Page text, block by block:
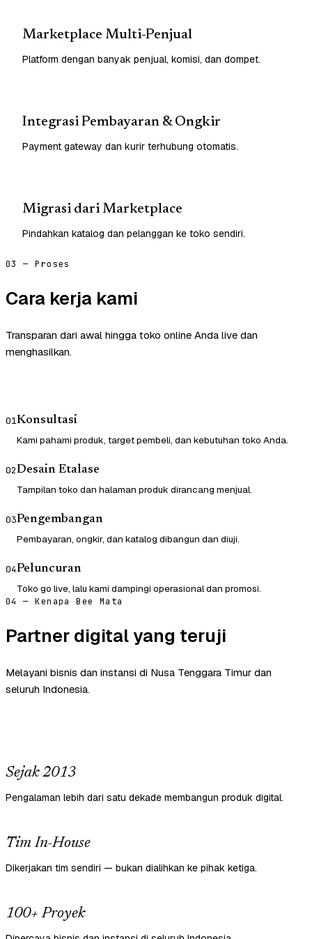
Marketplace Multi-Penjual
Platform dengan banyak penjual, komisi, dan dompet.
Integrasi Pembayaran & Ongkir
Payment gateway dan kurir terhubung otomatis.
Migrasi dari Marketplace
Pindahkan katalog dan pelanggan ke toko sendiri.
03 — Proses
Cara kerja kami
Transparan dari awal hingga toko online Anda live dan
menghasilkan.
01Konsultasi
Kami pahami produk, target pembeli, dan kebutuhan toko Anda.
02Desain Etalase
Tampilan toko dan halaman produk dirancang menjual.
03Pengembangan
Pembayaran, ongkir, dan katalog dibangun dan diuji.
04Peluncuran
Toko go live, lalu kami dampingi operasional dan promosi.
04 — Kenapa Bee Mata
Partner digital yang teruji
Melayani bisnis dan instansi di Nusa Tenggara Timur dan
seluruh Indonesia.
Sejak 2013
Pengalaman lebih dari satu dekade membangun produk digital.
Tim In-House
Dikerjakan tim sendiri — bukan dialihkan ke pihak ketiga.
100+ Proyek